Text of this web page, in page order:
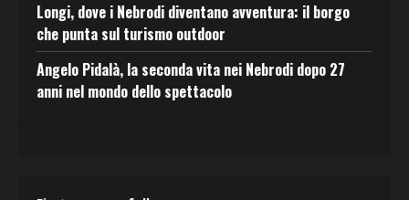
Longi, dove i Nebrodi diventano avventura: il borgo
che punta sul turismo outdoor
Angelo Pidalà, la seconda vita nei Nebrodi dopo 27
anni nel mondo dello spettacolo